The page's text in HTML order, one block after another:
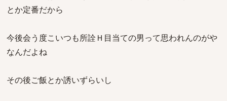
とか定番だから
今後会う度こいつも所詮Ｈ目当ての男って思われんのがや
なんだよね
その後ご飯とか誘いずらいし